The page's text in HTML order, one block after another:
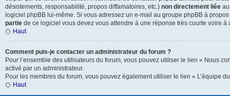
désistements, responsabilité, propos diffamatoires, etc.) non directement liée
logiciel phpBB lui-même. Si vous adressez un e-mail au groupe phpBB à
partie de ce logiciel vous devez vous attendre à une réponse très courte voire à
Haut
Comment puis-je contacter un administrateur du forum ?
Pour l’ensemble des utilisateurs du forum, vous pouvez utiliser le lien « Nous
activé par un administrateur.
Pour les membres du forum, vous pouvez également utiliser le lien « L’équipe
Haut